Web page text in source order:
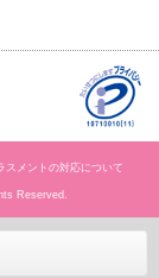
スメントの対応について
Reserved.